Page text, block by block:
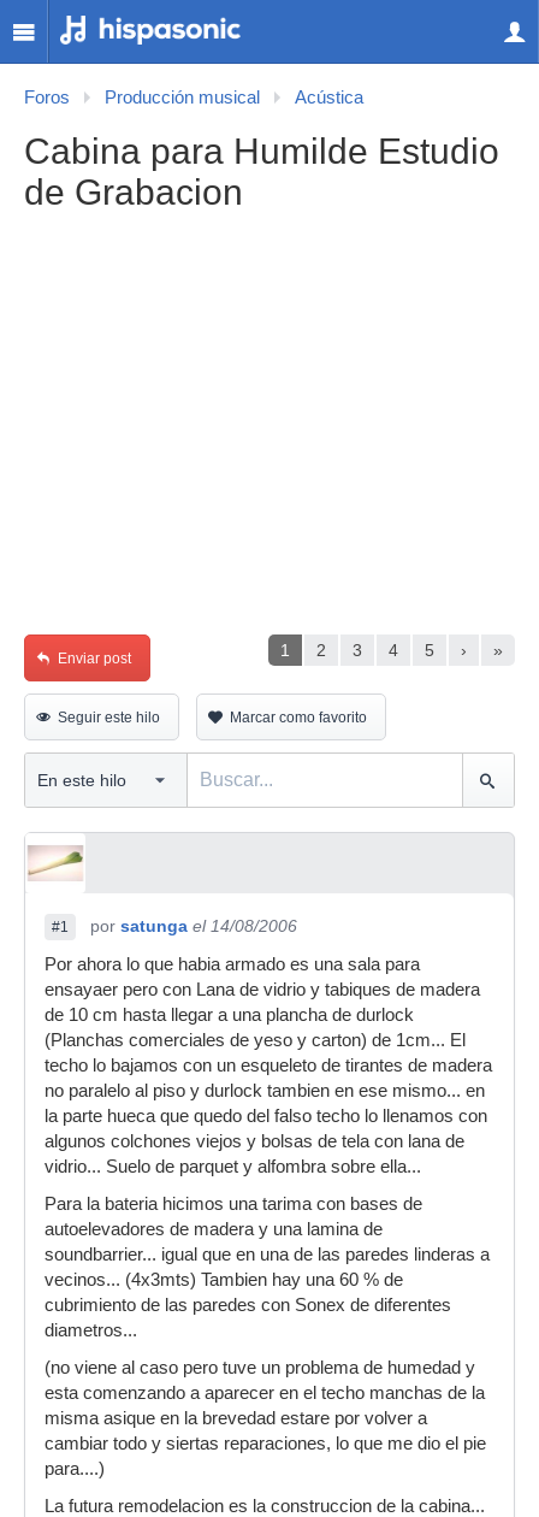
Foros Producción musical Acústica
Cabina para Humilde Estudio
de Grabacion
1 2 3 4 5 › »
Enviar post
Seguir este hilo Marcar como favorito
#1 por satunga el 14/08/2006
Por ahora lo que habia armado es una sala para
ensayaer pero con Lana de vidrio y tabiques de madera
de 10 cm hasta llegar a una plancha de durlock
(Planchas comerciales de yeso y carton) de 1cm... El
techo lo bajamos con un esqueleto de tirantes de madera
no paralelo al piso y durlock tambien en ese mismo... en
la parte hueca que quedo del falso techo lo llenamos con
algunos colchones viejos y bolsas de tela con lana de
vidrio... Suelo de parquet y alfombra sobre ella...
Para la bateria hicimos una tarima con bases de
autoelevadores de madera y una lamina de
soundbarrier... igual que en una de las paredes linderas a
vecinos... (4x3mts) Tambien hay una 60 % de
cubrimiento de las paredes con Sonex de diferentes
diametros...
(no viene al caso pero tuve un problema de humedad y
esta comenzando a aparecer en el techo manchas de la
misma asique en la brevedad estare por volver a
cambiar todo y siertas reparaciones, lo que me dio el pie
para....)
La futura remodelacion es la construccion de la cabina...